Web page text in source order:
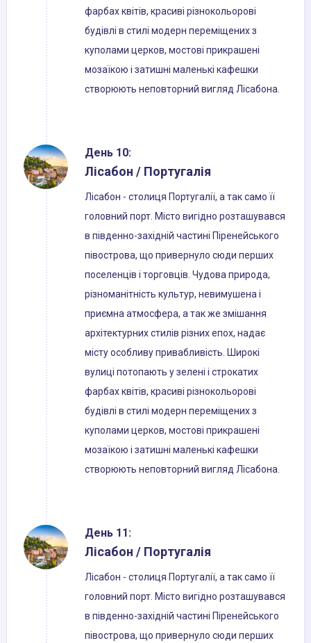
фарбах квітів, красиві різнокольорові
будівлі в стилі модерн переміщених з
куполами церков, мостові прикрашені
мозаїкою і затишні маленькі кафешки
створюють неповторний вигляд Лісабона.
День 10:
Лісабон / Португалія
Лісабон - столиця Португалії, а так само її
головний порт. Місто вигідно розташувався
в південно-західній частині Піренейського
півострова, що привернуло сюди перших
поселенців і торговців. Чудова природа,
різноманітність культур, невимушена і
приємна атмосфера, а так же змішання
архітектурних стилів різних епох, надає
місту особливу привабливість. Широкі
вулиці потопають у зелені і строкатих
фарбах квітів, красиві різнокольорові
будівлі в стилі модерн переміщених з
куполами церков, мостові прикрашені
мозаїкою і затишні маленькі кафешки
створюють неповторний вигляд Лісабона.
День 11:
Лісабон / Португалія
Лісабон - столиця Португалії, а так само її
головний порт. Місто вигідно розташувався
в південно-західній частині Піренейського
півострова, що привернуло сюди перших